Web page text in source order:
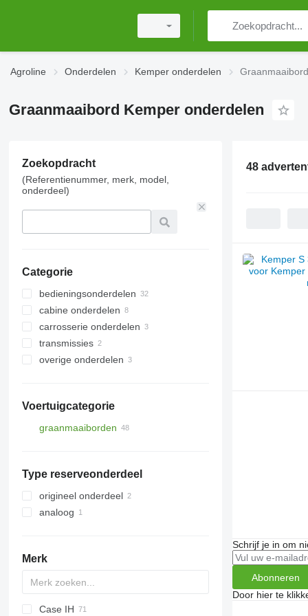
Agroline Onderdelen Kemper onderdelen
Graanmaaibord Kemper onderdelen
Zoekopdracht
(Referentienummer, merk, model,
onderdeel)
Categorie
bedieningsonderdelen
messen
andere werkende delen
cabine onderdelen
voorbumpers
carrosserie onderdelen
trekhaken
overige carrosserie onderdelen
transmissies
rondselassen
overige onderdelen
Voertuigcategorie
graanmaaiborden
maiskolvenplukkers
Type reserveonderdeel
origineel onderdeel
analoog
Merk
QUASAR
Case IH
48
Schrijf je in om
Abonneren
Door hier te